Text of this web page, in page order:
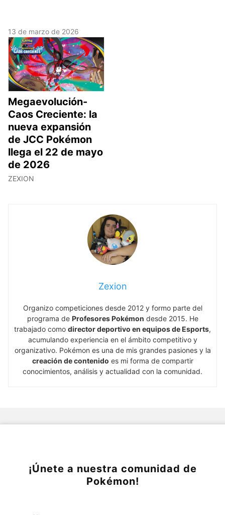
13 de marzo de 2026
Megaevolución-
Caos Creciente: la
nueva expansión
de JCC Pokémon
llega el 22 de mayo
de 2026
ZEXION
Zexion
Organizo competiciones desde 2012 y formo parte del
programa de Profesores Pokémon desde 2015. He
trabajado como director deportivo en equipos de Esports,
acumulando experiencia en el ámbito competitivo y
organizativo. Pokémon es una de mis grandes pasiones y la
creación de contenido es mi forma de compartir
conocimientos, análisis y actualidad con la comunidad.
¡Únete a nuestra comunidad de
Pokémon!